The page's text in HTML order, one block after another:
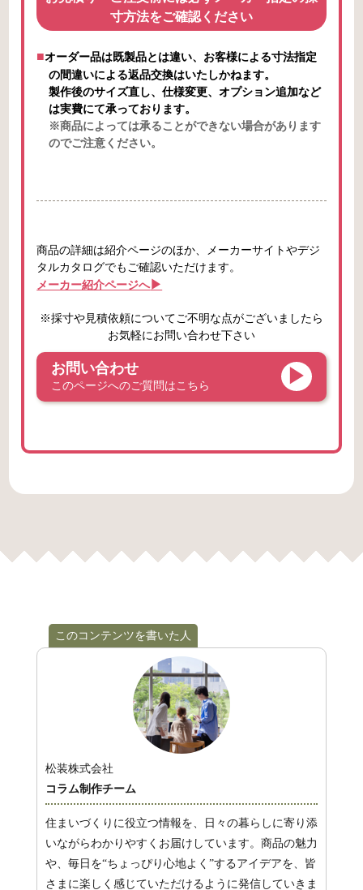
寸方法をご確認ください
オーダー品は既製品とは違い、お客様による寸法指定
の間違いによる返品交換はいたしかねます。
製作後のサイズ直し、仕様変更、オプション追加など
は実費にて承っております。
※商品によっては承ることができない場合があります
のでご注意ください。
商品の詳細は紹介ページのほか、メーカーサイトやデジ
タルカタログでもご確認いただけます。
メーカー紹介ページへ
※採寸や見積依頼についてご不明な点がございましたら
お気軽にお問い合わせ下さい
お問い合わせ
このページへのご質問はこちら
このコンテンツを書いた人
松装株式会社
コラム制作チーム
住まいづくりに役立つ情報を、日々の暮らしに寄り添
いながらわかりやすくお届けしています。商品の魅力
や、毎日を“ちょっぴり心地よく”するアイデアを、皆
さまに楽しく感じていただけるように発信していきま